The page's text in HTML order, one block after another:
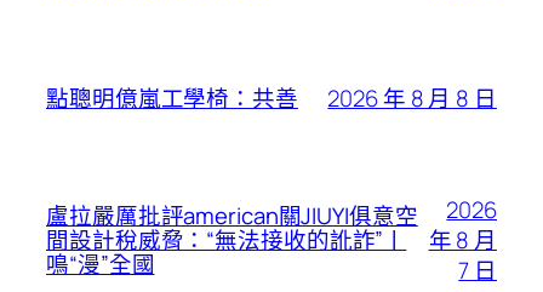
點聰明億嵐工學椅：共善 2026 年 8 月 8 日
盧拉嚴厲批評american關JIUYI俱意空
間設計稅威脅：“無法接收的訛詐”丨
鳴“漫”全國
2026
年 8 月
7 日